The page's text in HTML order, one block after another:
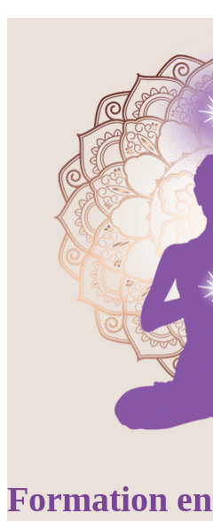
Formation en